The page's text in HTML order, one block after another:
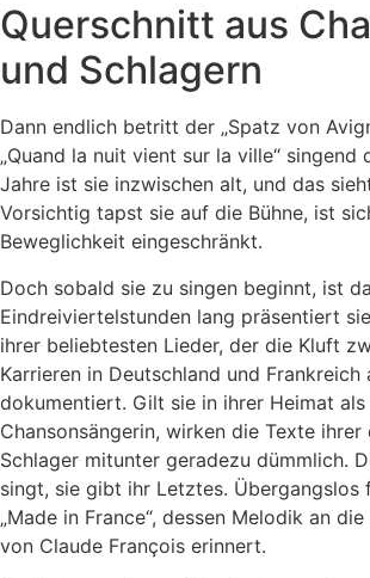
Querschnitt aus
und Schlagern
Dann endlich betritt der „Spatz von
„Quand la nuit vient sur la ville“ singend
Jahre ist sie inzwischen alt, und das
Vorsichtig tapst sie auf die Bühne, ist
Beweglichkeit eingeschränkt.
Doch sobald sie zu singen beginnt, ist
Eindreiviertelstunden lang präsentiert
ihrer beliebtesten Lieder, der die Kluft
Karrieren in Deutschland und Frankreich
dokumentiert. Gilt sie in ihrer Heimat
Chansonsängerin, wirken die Texte ihrer
Schlager mitunter geradezu dümmlich.
singt, sie gibt ihr Letztes. Übergangslos
„Made in France“, dessen Melodik an
von Claude François erinnert.